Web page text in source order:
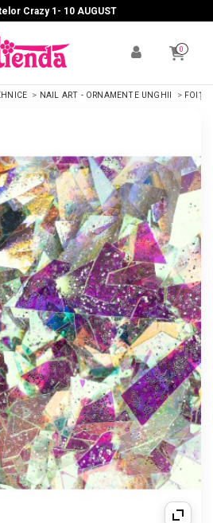
Crazy 1- 10 AUGUST
0
NAIL ART - ORNAMENTE UNGHII FOIȚE